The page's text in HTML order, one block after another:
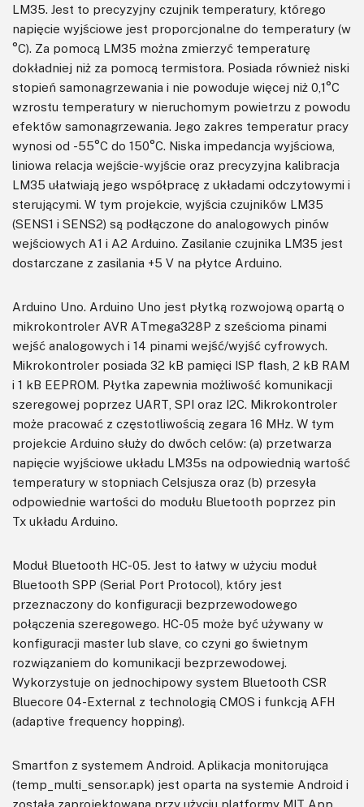
LM35. Jest to precyzyjny czujnik temperatury, którego
napięcie wyjściowe jest proporcjonalne do temperatury (w
°C). Za pomocą LM35 można zmierzyć temperaturę
dokładniej niż za pomocą termistora. Posiada również niski
stopień samonagrzewania i nie powoduje więcej niż 0,1°C
wzrostu temperatury w nieruchomym powietrzu z powodu
efektów samonagrzewania. Jego zakres temperatur pracy
wynosi od -55°C do 150°C. Niska impedancja wyjściowa,
liniowa relacja wejście-wyjście oraz precyzyjna kalibracja
LM35 ułatwiają jego współpracę z układami odczytowymi i
sterującymi. W tym projekcie, wyjścia czujników LM35
(SENS1 i SENS2) są podłączone do analogowych pinów
wejściowych A1 i A2 Arduino. Zasilanie czujnika LM35 jest
dostarczane z zasilania +5 V na płytce Arduino.
Arduino Uno. Arduino Uno jest płytką rozwojową opartą o
mikrokontroler AVR ATmega328P z sześcioma pinami
wejść analogowych i 14 pinami wejść/wyjść cyfrowych.
Mikrokontroler posiada 32 kB pamięci ISP flash, 2 kB RAM
i 1 kB EEPROM. Płytka zapewnia możliwość komunikacji
szeregowej poprzez UART, SPI oraz I2C. Mikrokontroler
może pracować z częstotliwością zegara 16 MHz. W tym
projekcie Arduino służy do dwóch celów: (a) przetwarza
napięcie wyjściowe układu LM35s na odpowiednią wartość
temperatury w stopniach Celsjusza oraz (b) przesyła
odpowiednie wartości do modułu Bluetooth poprzez pin
Tx układu Arduino.
Moduł Bluetooth HC-05. Jest to łatwy w użyciu moduł
Bluetooth SPP (Serial Port Protocol), który jest
przeznaczony do konfiguracji bezprzewodowego
połączenia szeregowego. HC-05 może być używany w
konfiguracji master lub slave, co czyni go świetnym
rozwiązaniem do komunikacji bezprzewodowej.
Wykorzystuje on jednochipowy system Bluetooth CSR
Bluecore 04-External z technologią CMOS i funkcją AFH
(adaptive frequency hopping).
Smartfon z systemem Android. Aplikacja monitorująca
(temp_multi_sensor.apk) jest oparta na systemie Android i
została zaprojektowana przy użyciu platformy MIT App